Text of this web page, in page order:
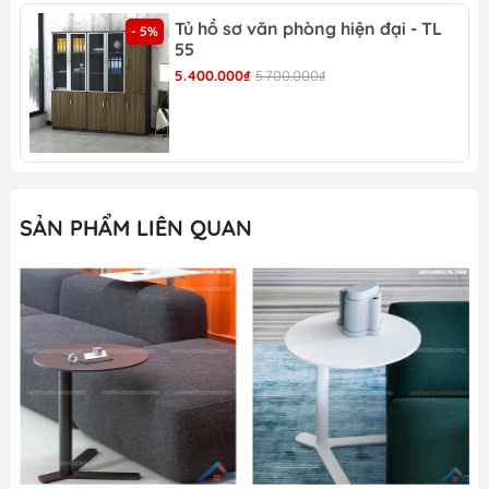
Bàn diễn giải -BCF 46 có bánh xe dễ dàng di
Bàn diễn giải -BCF 46 có thiết kế hiện đại
Bàn diễn giải -BCF 46
Bàn diễn giải - BCF 46 là một sản phẩm nội thất vô
cùng tiện ích và đa năng, được thiết kế để đáp ứng
nhu cầu trong không gian văn phòng, phòng họp
và các sự kiện hội thảo. Với thiết kế nhỏ gọn và
chất liệu chất lượng cao, sản phẩm này không chỉ
là một món đồ nội thất mà còn là một công cụ
hữu ích để hỗ trợ công việc và trình bày ý kiến.
- 5%
Tủ hồ sơ văn phòng hiện đại - TL
55
5.400.000₫ 5.700.000₫
SẢN PHẨM LIÊN QUAN